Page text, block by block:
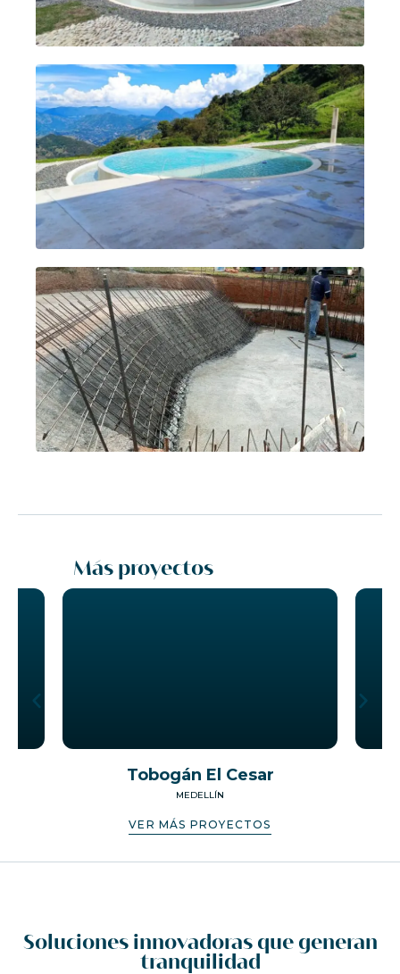
Más proyectos
La María
MEDELLÍN
VER MÁS PROYECTOS
Soluciones innovadoras que generan
tranquilidad